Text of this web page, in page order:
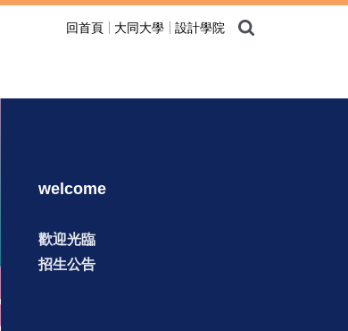
回首頁 大同大學 設計學院
welcome
歡迎光臨
招生公告